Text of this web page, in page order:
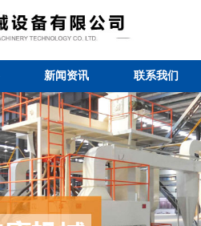
新闻资讯 联系我们